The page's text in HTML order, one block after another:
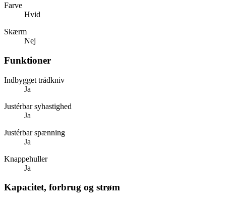
Farve
Hvid
Skærm
Nej
Funktioner
Indbygget trådkniv
Ja
Justérbar syhastighed
Ja
Justérbar spænning
Ja
Knappehuller
Ja
Kapacitet, forbrug og strøm